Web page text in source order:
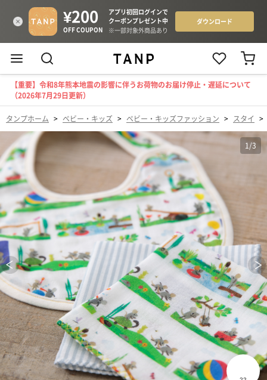
【重要】令和8年熊本地震の影響に伴うお荷物のお届け停止・遅延について
（2026年7月29日更新）
タンプホーム > ベビー・キッズ > ベビー・キッズファッション > スタイ >
1/3